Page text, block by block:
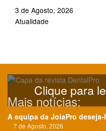
3 de Agosto, 2026
Atualidade
Clique para
Mais notícias:
A equipa da JoiaPro
7 de Agosto, 2026